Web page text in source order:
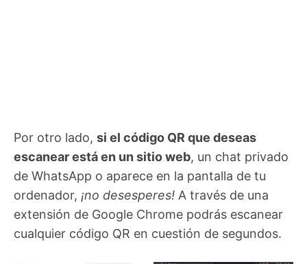
Por otro lado, si el código QR que deseas
escanear está en un sitio web, un chat privado
de WhatsApp o aparece en la pantalla de tu
ordenador, ¡no desesperes! A través de una
extensión de Google Chrome podrás escanear
cualquier código QR en cuestión de segundos.